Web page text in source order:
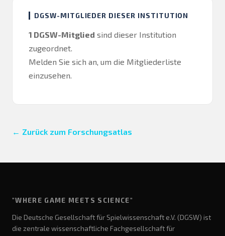
DGSW-MITGLIEDER DIESER INSTITUTION
1 DGSW-Mitglied sind dieser Institution
zugeordnet.
Melden Sie sich an , um die Mitgliederliste
einzusehen.
← Zurück zum Forschungsatlas
"WHERE GAME MEETS SCIENCE"
Die Deutsche Gesellschaft für Spielwissenschaft e.V. (DGSW) ist
die zentrale wissenschaftliche Fachgesellschaft für